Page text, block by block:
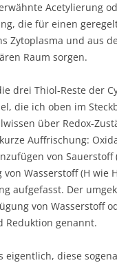
Acetylierung
die für einen
Zytoplasma und aus
Raum sorgen.
drei Thiol-Reste der
die ich oben im
über Redox-
Auffrischung:
von Sauerstoff
von Wasserstoff (H wie
aufgefasst. Der
von Wasserstoff
Reduktion genannt.
eigentlich, diese